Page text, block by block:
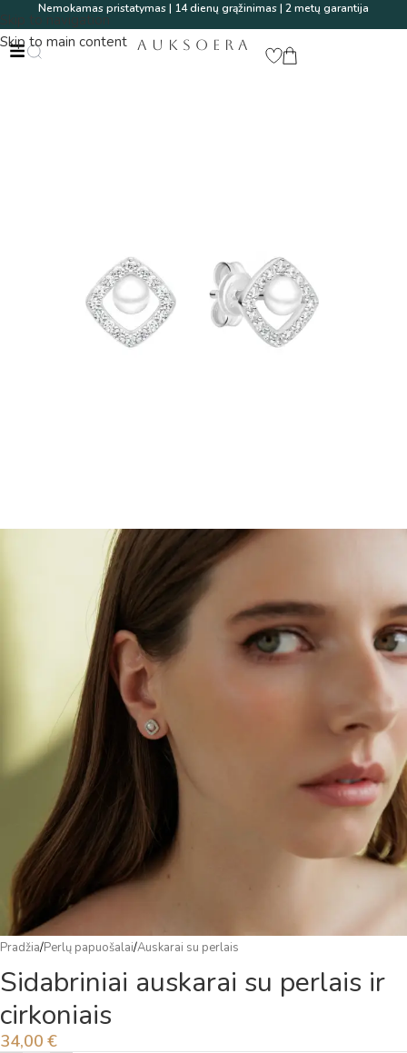
Skip to navigation
Skip to main content
Nemokamas pristatymas | 14 dienų grąžinimas | 2 metų garantija
AUKSOERA
Pradžia/Perlų papuošalai/Auskarai su perlais
Sidabriniai auskarai su perlais ir
cirkoniais
34,00 €